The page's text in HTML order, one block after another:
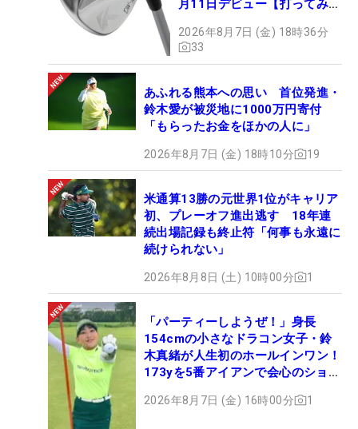
月11日デビュー【打ってみ
2026年8月7日 (金) 18時36分
33
あふれる熊本への思い 首位発進・
鈴木愛が被災地に1000万円寄付
「もらったお金をほかの人に」
2026年8月7日 (金) 18時10分 19
米通算13勝の元世界1位がキャリア
初、プレーオフ進出逃す 18年連
続出場記録も終止符「何事も永遠に
続けられない」
2026年8月8日 (土) 10時00分 1
「パーティーしようぜ！」身長
154cmの小さなドラコン女子・鈴
木真緒が人生初のホールインワン！
173yを5番アイアンで会心のショッ
2026年8月7日 (金) 16時00分 1